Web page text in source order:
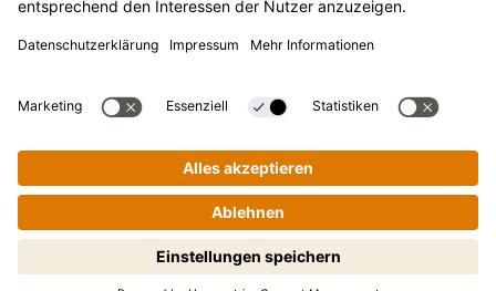
Schritt-für-Schritt-Kochen leicht
gemacht! Zum Starten antippen.
Kikkoman ist ein eingetragenes Warenzeichen der Kikkoman
© Kikkoman Trading Europe GmbH 2023 – 2026
Theodorstraße 180, 40472 Düsseldorf, Germany
Privatsphäre-Einstellungen
Impressum
Datenschutzerklärung